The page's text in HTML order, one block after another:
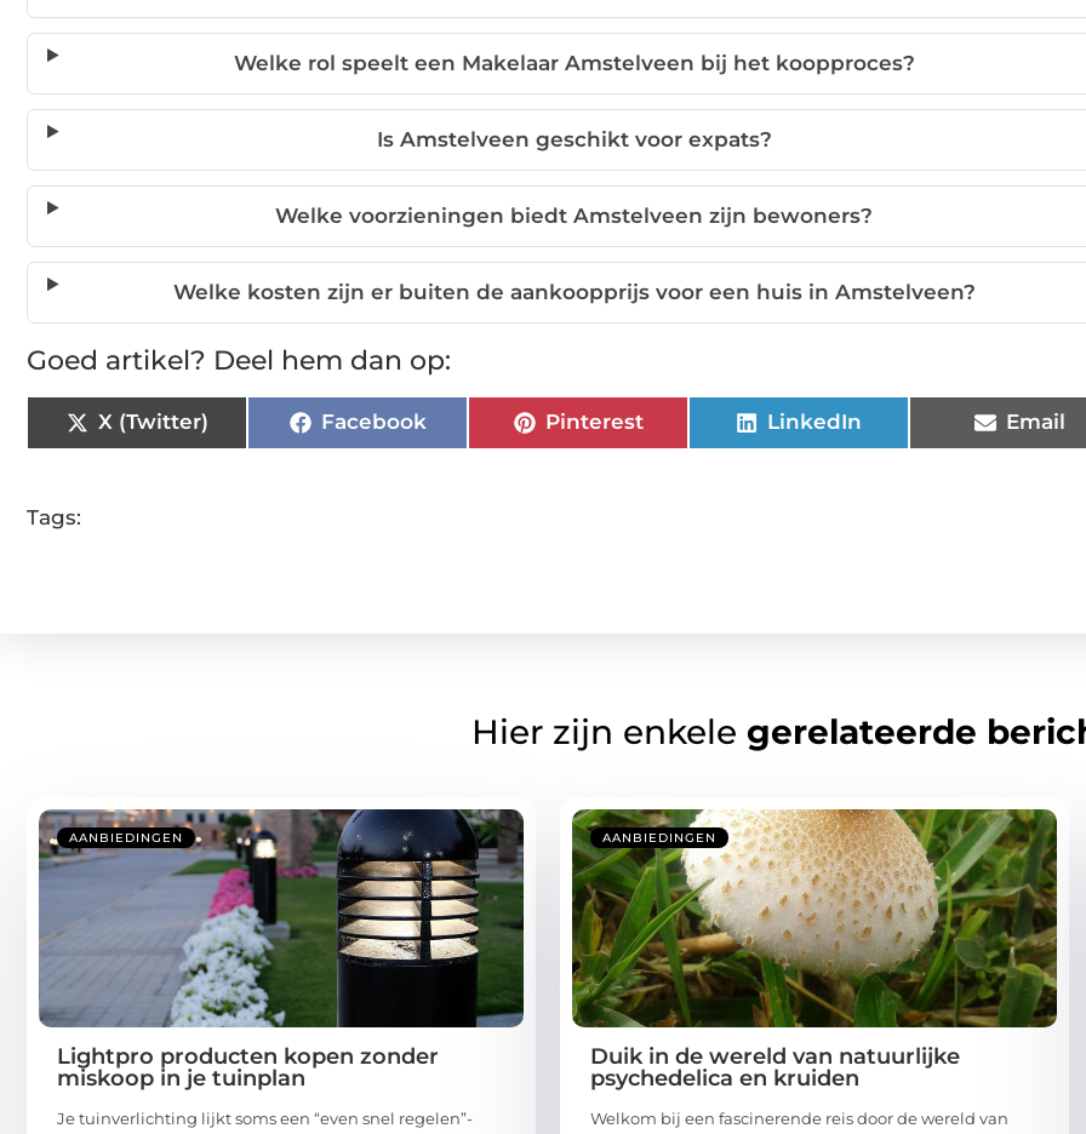
Welke rol speelt een Makelaar Amstelveen bij het koopproces?
Is Amstelveen geschikt voor expats?
Welke voorzieningen biedt Amstelveen zijn bewoners?
Welke kosten zijn er buiten de aankoopprijs voor een huis in Amstelveen?
Goed artikel? Deel hem dan op:
X (Twitter) Facebook Pinterest LinkedIn Email
Tags:
Hier zijn enkele gerelateerde
AANBIEDINGEN
Lightpro producten kopen zonder
miskoop in je tuinplan
Je tuinverlichting lijkt soms een “even snel regelen”-
AANBIEDINGEN
Duik in de wereld van natuurlijke
psychedelica en kruiden
Welkom bij een fascinerende reis door de wereld van